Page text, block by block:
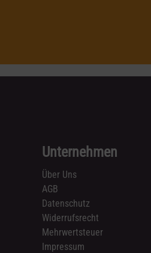
Unternehmen
Über Uns
AGB
Datenschutz
Widerrufsrecht
Mehrwertsteuer
Impressum